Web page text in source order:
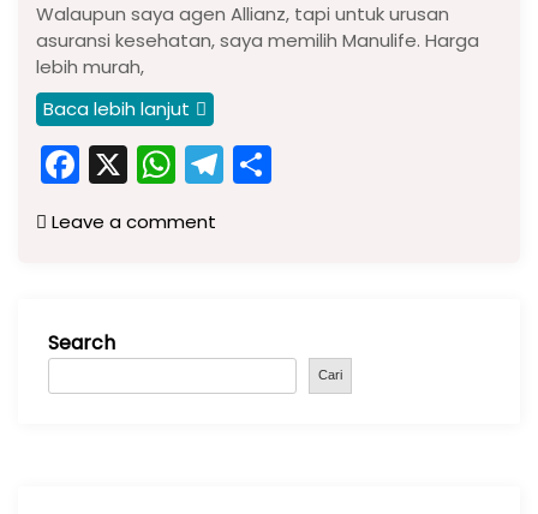
Walaupun saya agen Allianz, tapi untuk urusan
asuransi kesehatan, saya memilih Manulife. Harga
lebih murah,
Baca lebih lanjut
F
a
c
o
o
X W
h
a
p
p
T
el
m
Leave a comment
Search
Cari